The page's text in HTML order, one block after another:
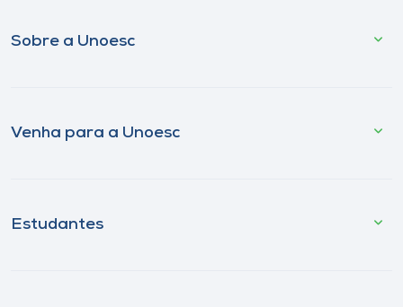
Sobre a Unoesc
Venha para a Unoesc
Estudantes